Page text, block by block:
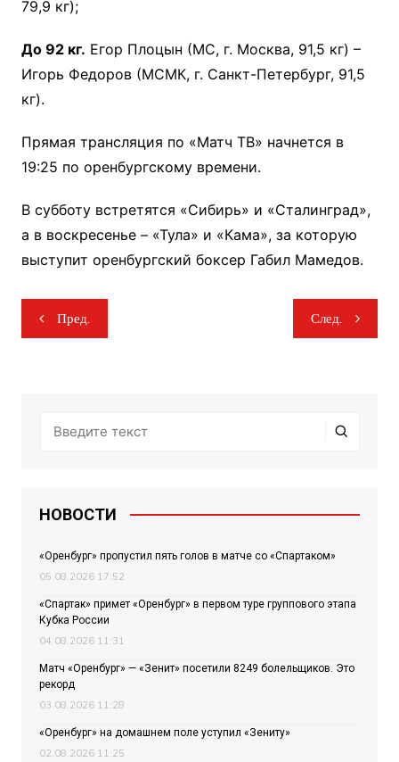
79,9 кг);
До 92 кг. Егор Плоцын (МС, г. Москва, 91,5 кг) –
Игорь Федоров (МСМК, г. Санкт-Петербург, 91,5
кг).
Прямая трансляция по «Матч ТВ» начнется в
19:25 по оренбургскому времени.
В субботу встретятся «Сибирь» и «Сталинград»,
а в воскресенье – «Тула» и «Кама», за которую
выступит оренбургский боксер Габил Мамедов.
Навигация
по
Пред. След.
НОВОСТИ
«Оренбург» пропустил пять голов в матче со «Спартаком»
05.08.2026 17:52
«Спартак» примет «Оренбург» в первом туре группового этапа
Кубка России
04.08.2026 11:31
Матч «Оренбург» — «Зенит» посетили 8249 болельщиков. Это
рекорд
03.08.2026 11:28
«Оренбург» на домашнем поле уступил «Зениту»
02.08.2026 11:25